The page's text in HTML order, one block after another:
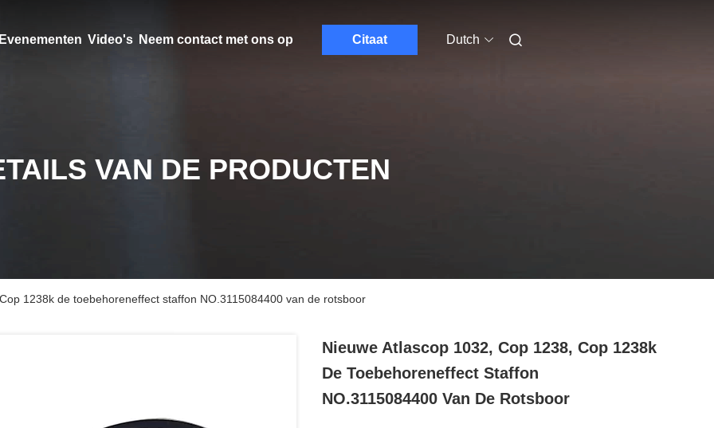
Video's Neem contact met ons op Citaat Dutch
VAN DE PRODUCTEN
1238k de toebehoreneffect staffon NO.3115084400 van de rotsboor
Nieuwe Atlascop 1032, Cop 1238, Cop 1238k
De Toebehoreneffect Staffon
NO.3115084400 Van De Rotsboor